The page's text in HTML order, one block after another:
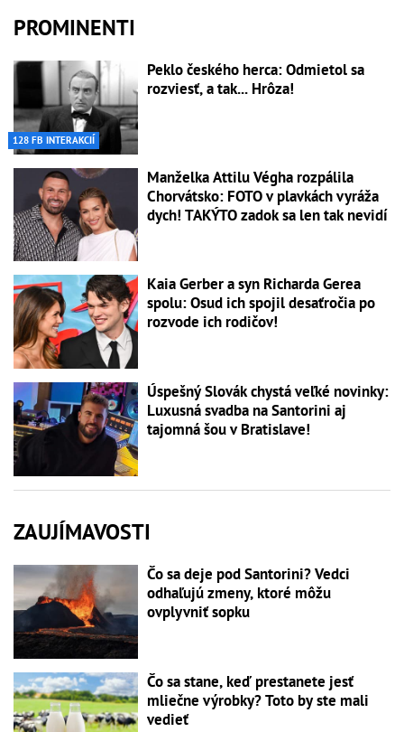
PROMINENTI
128 FB INTERAKCIÍ
Peklo českého herca: Odmietol sa
rozviesť, a tak... Hrôza!
Manželka Attilu Végha rozpálila
Chorvátsko: FOTO v plavkách vyráža
dych! TAKÝTO zadok sa len tak nevidí
Kaia Gerber a syn Richarda Gerea
spolu: Osud ich spojil desaťročia po
rozvode ich rodičov!
Úspešný Slovák chystá veľké novinky:
Luxusná svadba na Santorini aj
tajomná šou v Bratislave!
ZAUJÍMAVOSTI
Čo sa deje pod Santorini? Vedci
odhaľujú zmeny, ktoré môžu
ovplyvniť sopku
Čo sa stane, keď prestanete jesť
mliečne výrobky? Toto by ste mali
vedieť